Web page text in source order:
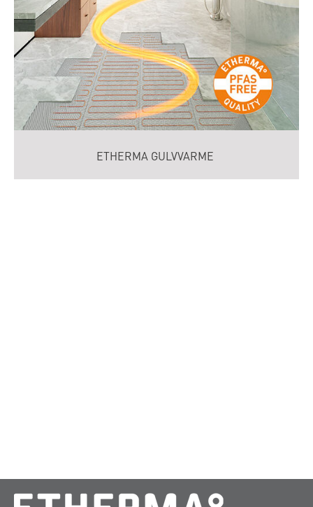
ETHERMA GULVVARME